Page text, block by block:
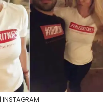
| INSTAGRAM